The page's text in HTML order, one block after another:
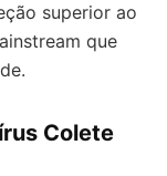
superior ao
que
Colete